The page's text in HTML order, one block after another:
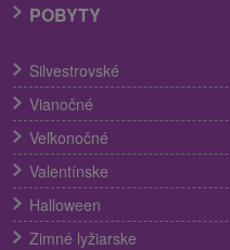
POBYTY
Silvestrovské
Vianočné
Veľkonočné
Valentínske
Halloween
Zimné lyžiarske